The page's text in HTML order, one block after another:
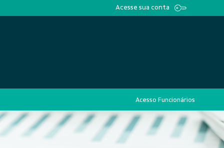
Acesse sua conta
Acesso Funcionários